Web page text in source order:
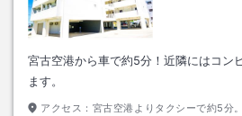
宮古空港から車で約5分！近隣にはコン
ます。
アクセス： 宮古空港よりタクシーで約5分。